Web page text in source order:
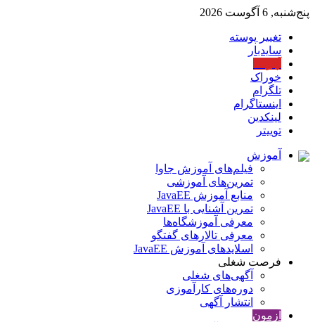
پنج‌شنبه, 6 آگوست 2026
تغییر پوسته
سایدبار
خوراک
تلگرام
اینستاگرام
لینکدین
توییتر
آموزش
فیلم‌های آموزش جاوا
تمرین‌های آموزشی
منابع آموزش JavaEE
تمرین آشنایی با JavaEE
معرفی آموزشگاه‌ها
معرفی تالارهای گفتگو
اسلایدهای آموزش JavaEE
فرصت شغلی
آگهی‌های شغلی
دوره‌های کارآموزی
انتشار آگهی
آزمون